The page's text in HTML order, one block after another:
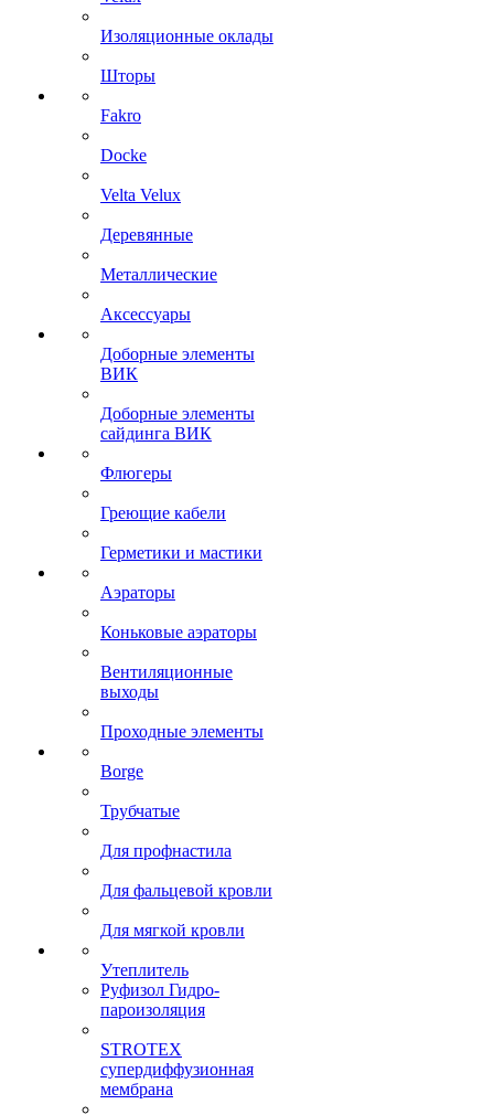
Изоляционные оклады
Шторы
Fakro
Docke
Velta Velux
Деревянные
Металлические
Аксессуары
Доборные элементы
ВИК
Доборные элементы
сайдинга ВИК
Флюгеры
Греющие кабели
Герметики и мастики
Аэраторы
Коньковые аэраторы
Вентиляционные
выходы
Проходные элементы
Borge
Трубчатые
Для профнастила
Для фальцевой кровли
Для мягкой кровли
Утеплитель
Руфизол Гидро-
пароизоляция
STROTEX
супердиффузионная
мембрана